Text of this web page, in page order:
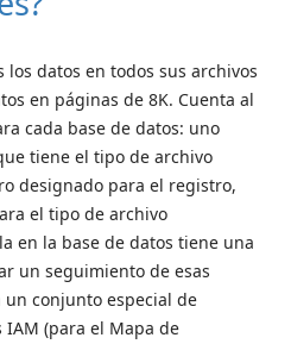
los datos en todos sus archivos
en páginas de 8K. Cuenta al
cada base de datos: uno
tiene el tipo de archivo
designado para el registro,
el tipo de archivo
en la base de datos tiene una
un seguimiento de esas
un conjunto especial de
(para el Mapa de